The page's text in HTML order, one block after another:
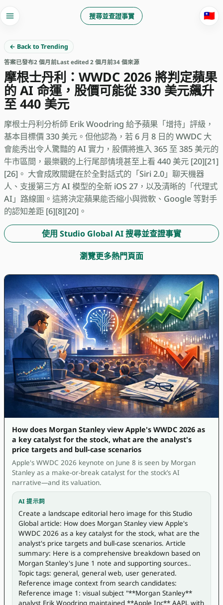
搜尋並查證事實 🇹🇼
← Back to Trending
答案已發布2 個月前Last edited 2 個月前34 個來源
摩根士丹利：WWDC 2026 將判定蘋果
的 AI 命運，股價可能從 330 美元飆升
至 440 美元
摩根士丹利分析師 Erik Woodring 給予蘋果「增持」評級，
基本目標價 330 美元。但他認為，若 6 月 8 日的 WWDC 大
會能秀出令人驚豔的 AI 實力，股價將進入 365 至 385 美元的
牛市區間，最樂觀的上行尾部情境甚至上看 440 美元 [20][21]
[26]。 大會成敗關鍵在於全對話式的「Siri 2.0」聊天機器
人、支援第三方 AI 模型的全新 iOS 27，以及清晰的「代理式
AI」路線圖。這將決定蘋果能否縮小與微軟、Google 等對手
的認知差距 [6][8][20]。
使用 Studio Global AI 搜尋並查證事實
瀏覽更多熱門頁面
How does Morgan Stanley view Apple's WWDC 2026 as
a key catalyst for the stock, what are the analyst's
price targets and bull-case scenarios
Apple's WWDC 2026 keynote on June 8 is seen by Morgan
Stanley as a make-or-break catalyst for the stock’s AI
narrative—and its valuation.
AI 提示詞
Create a landscape editorial hero image for this Studio
Global article: How does Morgan Stanley view Apple's
WWDC 2026 as a key catalyst for the stock, what are the
analyst's price targets and bull-case scenarios. Article
summary: Here is a comprehensive breakdown based on
Morgan Stanley's June 1 note and supporting sources..
Topic tags: general, general web, user generated.
Reference image context from search candidates:
Reference image 1: visual subject "**Morgan Stanley**
analyst Erik Woodring maintained **Apple Inc** AAPL with